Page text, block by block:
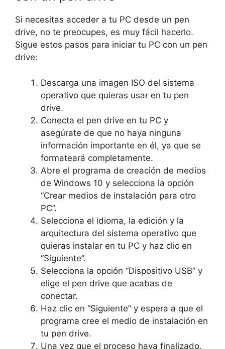
Si necesitas acceder a tu PC desde un pen
drive, no te preocupes, es muy fácil hacerlo.
Sigue estos pasos para iniciar tu PC con un pen
drive:
Descarga una imagen ISO del sistema
operativo que quieras usar en tu pen
drive.
Conecta el pen drive en tu PC y
asegúrate de que no haya ninguna
información importante en él, ya que se
formateará completamente.
Abre el programa de creación de medios
de Windows 10 y selecciona la opción
“Crear medios de instalación para otro
PC”.
Selecciona el idioma, la edición y la
arquitectura del sistema operativo que
quieras instalar en tu PC y haz clic en
“Siguiente”.
Selecciona la opción “Dispositivo USB” y
elige el pen drive que acabas de
conectar.
Haz clic en “Siguiente” y espera a que el
programa cree el medio de instalación en
tu pen drive.
Una vez que el proceso haya finalizado,